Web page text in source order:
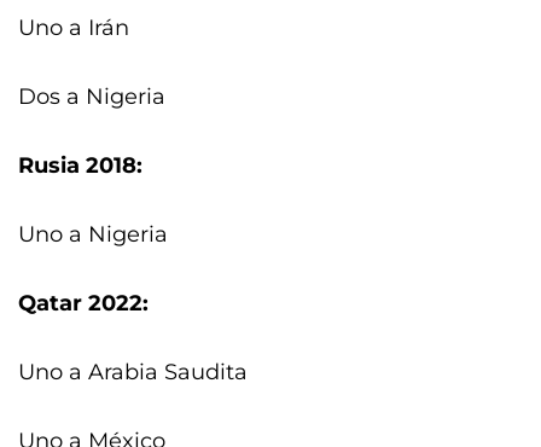
Uno a Irán
Dos a Nigeria
Rusia 2018:
Uno a Nigeria
Qatar 2022:
Uno a Arabia Saudita
Uno a México